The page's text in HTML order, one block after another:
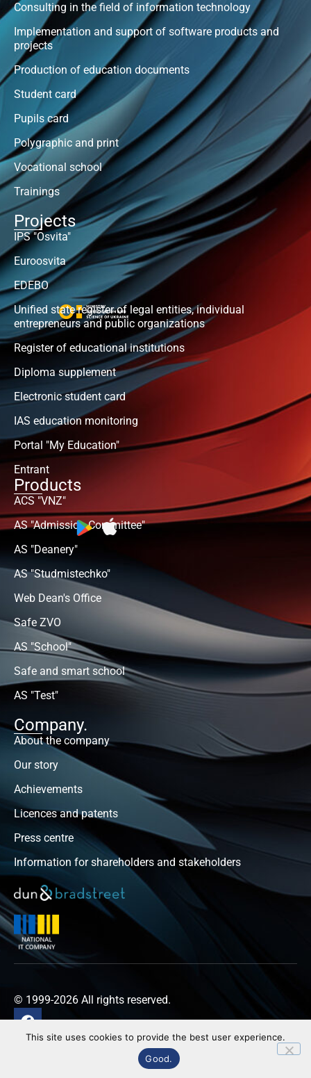
Consulting in the field of information technology
Implementation and support of software products and
projects
Production of education documents
Student card
Pupils card
Polygraphic and print
Vocational school
Trainings
Projects
IPS "Osvita"
Euroosvita
EDEBO
Unified state register of legal entities, individual
entrepreneurs and public organizations
Register of educational institutions
Diploma supplement
Electronic student card
IAS education monitoring
Portal "My Education"
Entrant
Products
ACS "VNZ"
AS "Admission Committee"
AS "Deanery"
AS "Studmistechko"
Web Dean's Office
Safe ZVO
AS "School"
Safe and smart school
AS "Test"
Company.
About the company
Our story
Achievements
Licences and patents
Press centre
Information for shareholders and stakeholders
© 1999-2026 All rights reserved.
Privacy policy
This site uses cookies to provide the best user experience.
Good.